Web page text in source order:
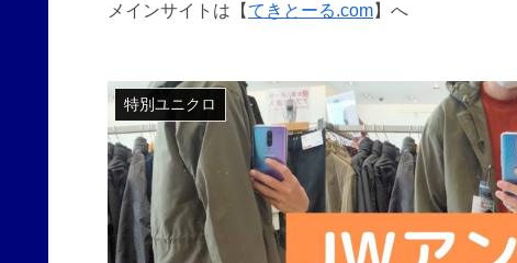
メインサイトは【てきとーる.com】へ
特別ユニクロ